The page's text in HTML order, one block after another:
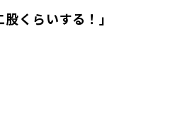
くらいする！」